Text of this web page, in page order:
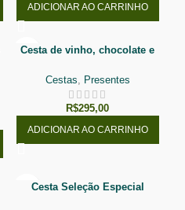
ADICIONAR AO CARRINHO
Cesta de vinho, chocolate e
Cestas, Presentes
R$295,00
ADICIONAR AO CARRINHO
Cesta Seleção Especial